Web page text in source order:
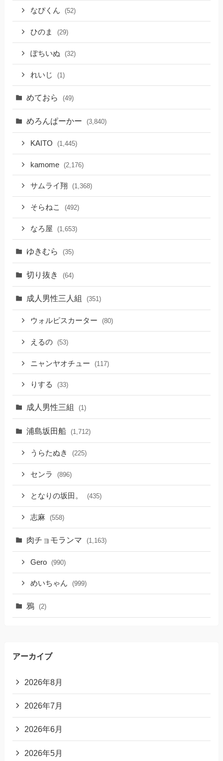
なぴくん (52)
ひのま (29)
ぽちいぬ (32)
れいじ (1)
めておら (49)
めろんぱーかー (3,840)
KAITO (1,445)
kamome (2,176)
サムライ翔 (1,368)
そらねこ (492)
なろ屋 (1,653)
ゆきむら (35)
切り抜き (64)
成人男性三人組 (351)
ウォルピスカーター (80)
えるの (53)
ニャンヤオチュー (117)
りする (33)
成人男性三組 (1)
浦島坂田船 (1,712)
うらたぬき (225)
センラ (896)
となりの坂田。 (435)
志麻 (558)
肉チョモランマ (1,163)
Gero (990)
めいちゃん (999)
鴉 (2)
アーカイブ
2026年8月
2026年7月
2026年6月
2026年5月